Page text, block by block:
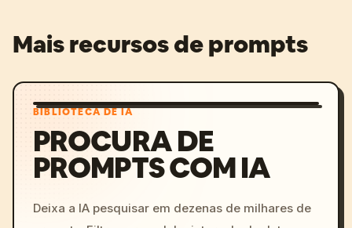
Mais recursos de prompts
BIBLIOTECA DE IA
PROCURA DE
PROMPTS COM IA
Deixa a IA pesquisar em dezenas de milhares de